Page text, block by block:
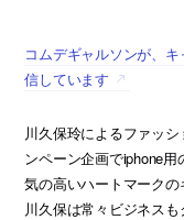
コムデギャルソンが、
信しています
川久保玲によるファッシ
ンペーン企画でiphone
気の高いハートマークの
川久保は常々ビジネス